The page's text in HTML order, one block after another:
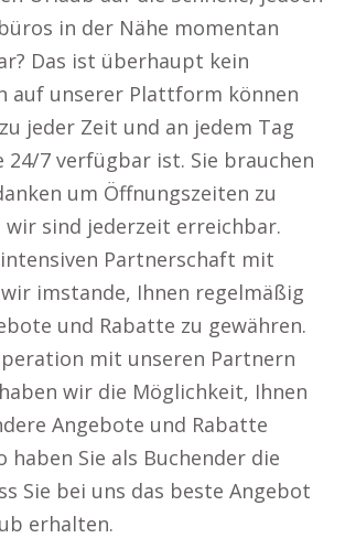
in der Nähe momentan
Das ist überhaupt kein
auf unserer Plattform können
jeder Zeit und an jedem Tag
24/7 verfügbar ist. Sie brauchen
um Öffnungszeiten zu
wir sind jederzeit erreichbar.
Partnerschaft mit
imstande, Ihnen regelmäßig
und Rabatte zu gewähren.
mit unseren Partnern
wir die Möglichkeit, Ihnen
Angebote und Rabatte
haben Sie als Buchender die
Sie bei uns das beste Angebot
erhalten.